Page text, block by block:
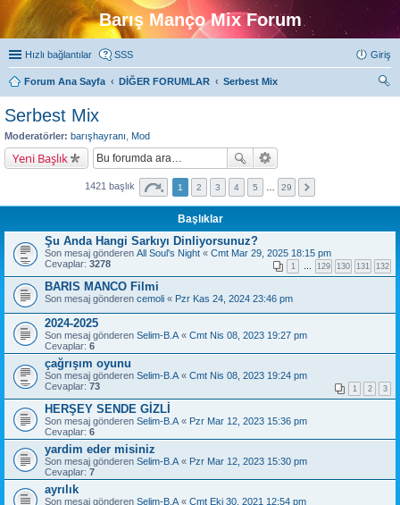
Barış Manço Mix Forum
Hızlı bağlantılar SSS Giriş
Forum Ana Sayfa DİĞER FORUMLAR
Serbest Mix
Serbest Mix
Moderatörler: barışhayranı Mod
Yeni Başlık
1421 başlık 1 2 3 4 5 29
Başlıklar
Şu Anda Hangi Sarkıyı Dinliyorsunuz?
Son mesaj gönderen All Soul's Night « Cmt Mar 29, 2025 18:15 pm
Cevaplar: 3278 1 129 130 131 132
BARIS MANCO Filmi
Son mesaj gönderen cemoli « Pzr Kas 24, 2024 23:46 pm
2024-2025
Son mesaj gönderen Selim-B.A « Cmt Nis 08, 2023 19:27 pm
Cevaplar: 6
çağrışım oyunu
Son mesaj gönderen Selim-B.A « Cmt Nis 08, 2023 19:24 pm
Cevaplar: 73 1 2 3
HERŞEY SENDE GİZLİ
Son mesaj gönderen Selim-B.A « Pzr Mar 12, 2023 15:36 pm
Cevaplar: 6
yardim eder misiniz
Son mesaj gönderen Selim-B.A « Pzr Mar 12, 2023 15:30 pm
Cevaplar: 7
ayrılık
Son mesaj gönderen Selim-B.A « Cmt Eki 30, 2021 12:54 pm